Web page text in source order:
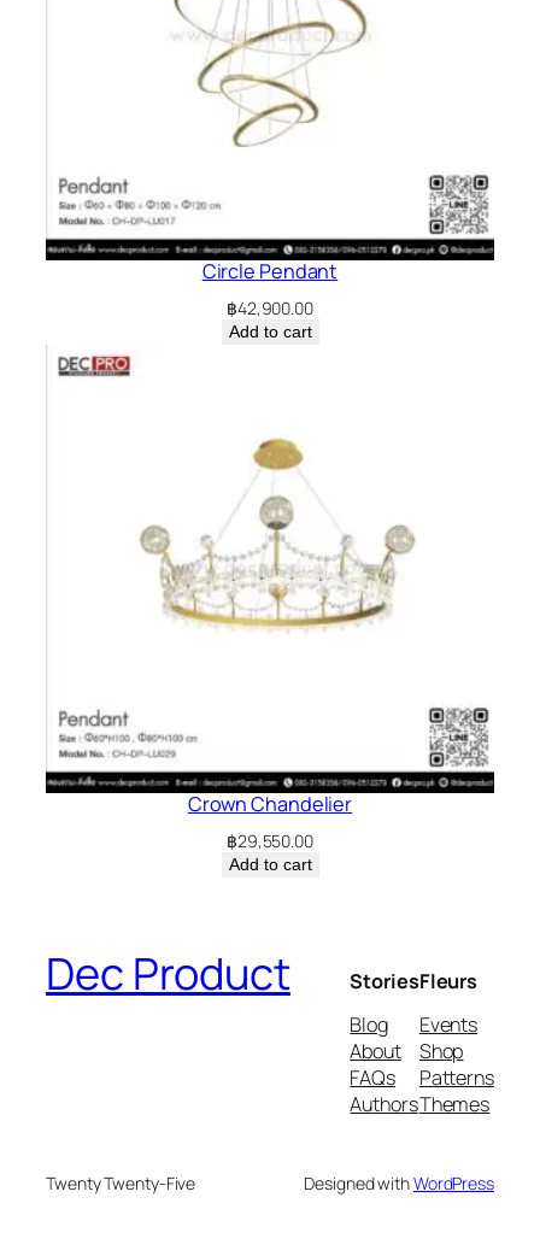
Circle Pendant
฿42,900.00
Add to cart
Crown Chandelier
฿29,550.00
Add to cart
Dec Product
Stories
Blog
About
FAQs
Authors
Fleurs
Events
Shop
Patterns
Themes
Twenty Twenty-Five Designed withWordPress